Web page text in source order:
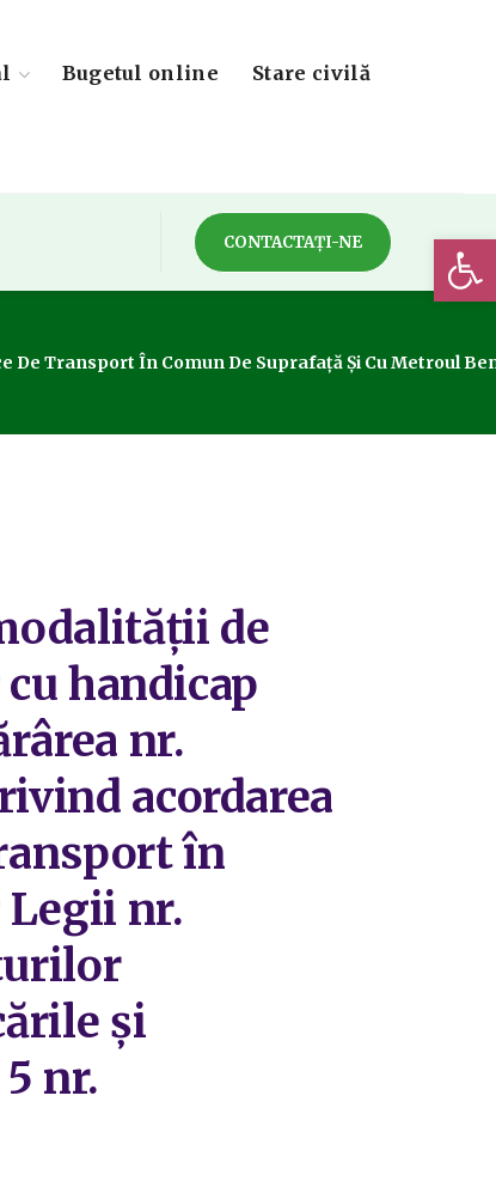
Bugetul online Stare civilă
CONTACTAȚI-NE
În Comun De Suprafaţă Şi Cu
de
handicap
nr.
acordarea
în
nr.
şi
nr.